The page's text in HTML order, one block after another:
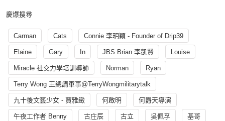
慶爆搜尋
Carman Cats Connie 李玥穎 - Founder of Drip39
Elaine Gary In JBS Brian 李凱賢 Louise
Miracle 社交力學培訓導師 Norman Ryan
Terry Wong 王總講軍事@TerryWongmilitarytalk
九十後文藝少女 - 賈雅緻 何啟明 何爵天導演
午夜工作者 Benny 古庄辰 古立 吳佩孚 基哥